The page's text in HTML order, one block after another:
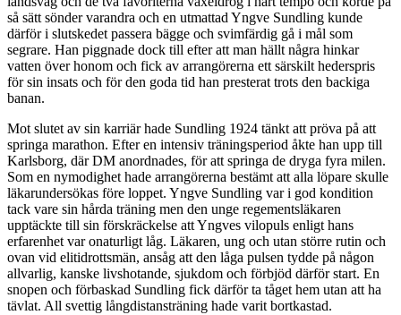
så sätt sönder varandra och en utmattad Yngve Sundling kunde
därför i slutskedet passera bägge och svimfärdig gå i mål som
segrare. Han piggnade dock till efter att man hällt några hinkar
vatten över honom och fick av arrangörerna ett särskilt hederspris
för sin insats och för den goda tid han presterat trots den backiga
banan.
Mot slutet av sin karriär hade Sundling 1924 tänkt att pröva på att
springa marathon. Efter en intensiv träningsperiod åkte han upp till
Karlsborg, där DM anordnades, för att springa de dryga fyra milen.
Som en nymodighet hade arrangörerna bestämt att alla löpare skulle
läkarundersökas före loppet. Yngve Sundling var i god kondition
tack vare sin hårda träning men den unge regementsläkaren
upptäckte till sin förskräckelse att Yngves vilopuls enligt hans
erfarenhet var onaturligt låg. Läkaren, ung och utan större rutin och
ovan vid elitidrottsmän, ansåg att den låga pulsen tydde på någon
allvarlig, kanske livshotande, sjukdom och förbjöd därför start. En
snopen och förbaskad Sundling fick därför ta tåget hem utan att ha
tävlat. All svettig långdistansträning hade varit bortkastad.